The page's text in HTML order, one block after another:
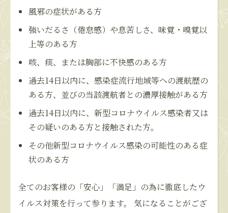
風邪の症状がある方
強いだるさ（倦怠感）や息苦しさ、味覚・嗅覚以
上等のある方
咳、痰、または胸部に不快感のある方
過去14日以内に、感染症流行地域等への渡航歴の
ある方、並びの当該渡航者との濃厚接触がある方
過去14日以内に、新型コロナウイルス感染者又は
その疑いのある方と接触された方。
その他新型コロナウイルス感染の可能性のある症
状のある方
全てのお客様の「安心」「満足」の為に徹底したウ
イルス対策を行って参ります。 気になることがござ